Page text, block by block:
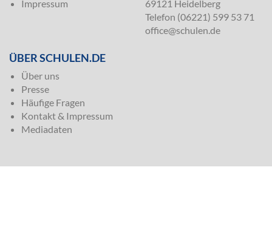
Impressum
69121 Heidelberg
Telefon (06221) 599 53 71
office@schulen.de
ÜBER SCHULEN.DE
Über uns
Presse
Häufige Fragen
Kontakt & Impressum
Mediadaten